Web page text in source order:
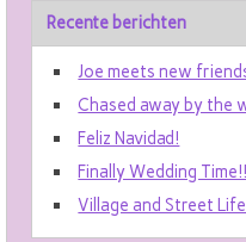
Recente berichten
Joe meets new
Chased away by the
Feliz Navidad!
Finally Wedding Time!!
Village and Street